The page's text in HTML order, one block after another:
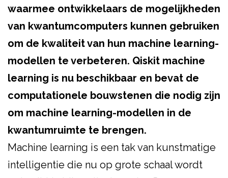
waarmee ontwikkelaars de mogelijkheden
van kwantumcomputers kunnen gebruiken
om de kwaliteit van hun machine learning-
modellen te verbeteren. Qiskit machine
learning is nu beschikbaar en bevat de
computationele bouwstenen die nodig zijn
om machine learning-modellen in de
kwantumruimte te brengen.
Machine learning is een tak van kunstmatige
intelligentie die nu op grote schaal wordt